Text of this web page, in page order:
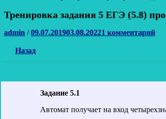
Тренировка задания 5 ЕГЭ (5.8)
Автор
admin /Опубликовано
09.07.201903.08.20221 комментарий
Назад
Задание 5.1
Автомат получает на вход